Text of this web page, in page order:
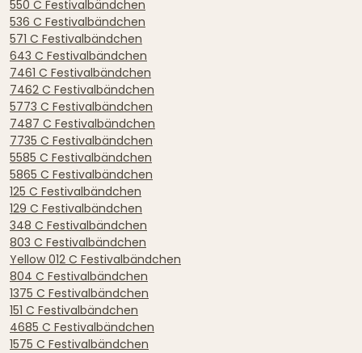
550 C Festivalbändchen
536 C Festivalbändchen
571 C Festivalbändchen
643 C Festivalbändchen
7461 C Festivalbändchen
7462 C Festivalbändchen
5773 C Festivalbändchen
7487 C Festivalbändchen
7735 C Festivalbändchen
5585 C Festivalbändchen
5865 C Festivalbändchen
125 C Festivalbändchen
129 C Festivalbändchen
348 C Festivalbändchen
803 C Festivalbändchen
Yellow 012 C Festivalbändchen
804 C Festivalbändchen
1375 C Festivalbändchen
151 C Festivalbändchen
4685 C Festivalbändchen
1575 C Festivalbändchen